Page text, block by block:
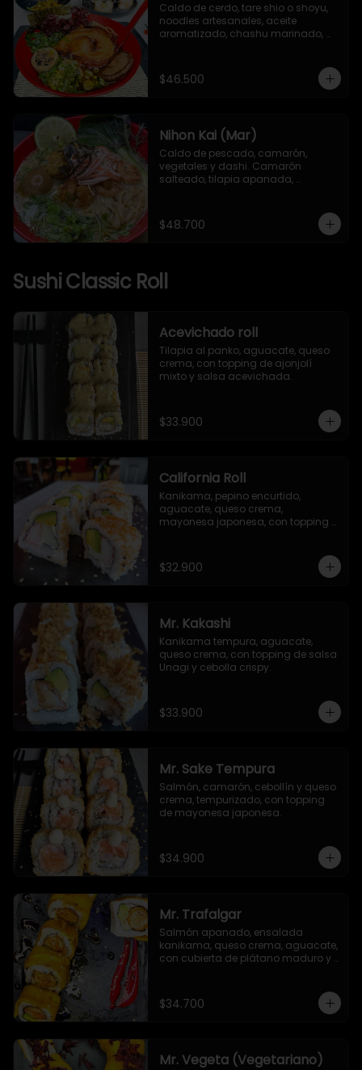
Caldo de cerdo, tare shio o shoyu,
noodles artesanales, aceite
aromatizado, chashu marinado,
nori.
$46.500
Nihon Kai (Mar)
Caldo de pescado, camarón,
vegetales y dashi. Camarón
salteado, tilapia apanada,
ajonjolí y alga nori.
$48.700
Sushi Classic Roll
Acevichado roll
Tilapia al panko, aguacate, queso
crema, con topping de ajonjolí
mixto y salsa acevichada.
$33.900
California Roll
Kanikama, pepino encurtido,
aguacate, queso crema,
mayonesa japonesa, con topping
$32.900
Mr. Kakashi
Kanikama tempura, aguacate,
queso crema, con topping de salsa
Unagi y cebolla crispy.
$33.900
Mr. Sake Tempura
Salmón, camarón, cebollín y queso
crema, tempurizado, con topping
de mayonesa japonesa.
$34.900
Mr. Trafalgar
Salmón apanado, ensalada
kanikama, queso crema, aguacate,
con cubierta de plátano maduro y
$34.700
Mr. Vegeta (Vegetariano)